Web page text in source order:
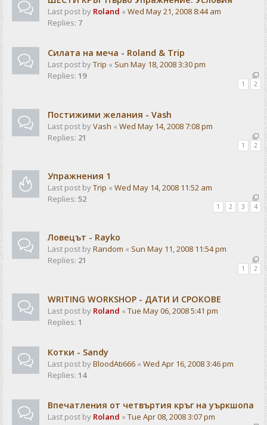
Last post by Roland « Wed May 21, 2008 8:44 am
Replies: 7
Силата на меча - Roland & Trip
Last post byTrip « Sun May 18, 2008 3:30 pm
Replies: 19
1 2
Постижими желания - Vash
Last post byVash « Wed May 14, 2008 7:08 pm
Replies: 21
1 2
Упражнения 1
Last post byTrip « Wed May 14, 2008 11:52 am
Replies: 52
1 2 3 4
Ловецът - Rayko
Last post byRandom « Sun May 11, 2008 11:54 pm
Replies: 21
1 2
WRITING WORKSHOP - ДАТИ И СРОКОВЕ
Last post by Roland « Tue May 06, 2008 5:41 pm
Replies: 1
Котки - Sandy
Last post byBloodAti666 « Wed Apr 16, 2008 3:46 pm
Replies: 14
Впечатления от четвъртия кръг на уъркшопа
Last post by Roland « Tue Apr 08, 2008 3:07 pm